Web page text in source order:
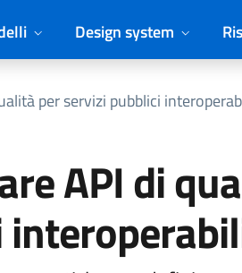
Design system
per servizi pubblici
API di